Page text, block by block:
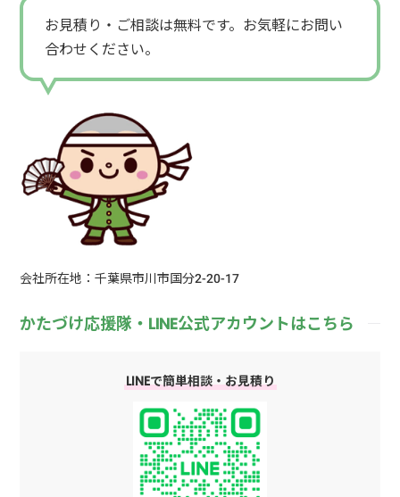
お見積り・ご相談は無料です。お気軽にお問い
合わせください。
会社所在地：千葉県市川市国分2-20-17
かたづけ応援隊・LINE公式アカウントはこちら
LINEで簡単相談・お見積り